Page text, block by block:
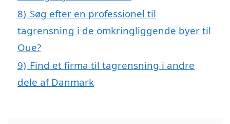
8) Søg efter en professionel til
tagrensning i de omkringliggende byer til
Oue?
9) Find et firma til tagrensning i andre
dele af Danmark